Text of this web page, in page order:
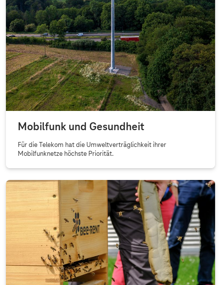
Mobilfunk und Gesundheit
Für die Telekom hat die Umweltverträglichkeit ihrer
Mobilfunknetze höchste Priorität.